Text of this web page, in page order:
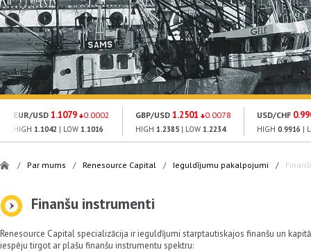
EUR/USD 1.1079 0.0002
HIGH 1.1042 | LOW 1.1016
GBP/USD 1.2501 0.0078
HIGH 1.2385 | LOW 1.2234
USD/CHF
HIGH 0.9916 |
/ Par mums / Renesource Capital / Ieguldījumu pakalpojumi /
Finanšu instrumenti
Renesource Capital specializācija ir ieguldījumi starptautiskajos finanšu un
iespēju tirgot ar plašu finanšu instrumentu spektru: